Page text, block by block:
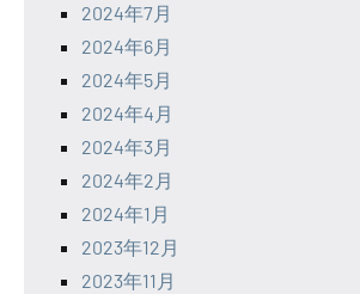
2024年7月
2024年6月
2024年5月
2024年4月
2024年3月
2024年2月
2024年1月
2023年12月
2023年11月